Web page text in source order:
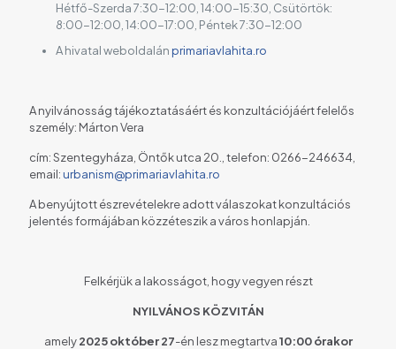
Hétfő-Szerda 7:30-12:00, 14:00-15:30, Csütörtök:
8:00-12:00, 14:00-17:00, Péntek 7:30-12:00
A hivatal weboldalán primariavlahita.ro
A nyilvánosság tájékoztatásáért és konzultációjáért felelős
személy: Márton Vera
cím: Szentegyháza, Öntők utca 20., telefon: 0266-246634,
email: urbanism@primariavlahita.ro
A benyújtott észrevételekre adott válaszokat konzultációs
jelentés formájában közzéteszik a város honlapján.
Felkérjük a lakosságot, hogy vegyen részt
NYILVÁNOS KÖZVITÁN
amely2025október 27-én lesz megtartva10:00órakor